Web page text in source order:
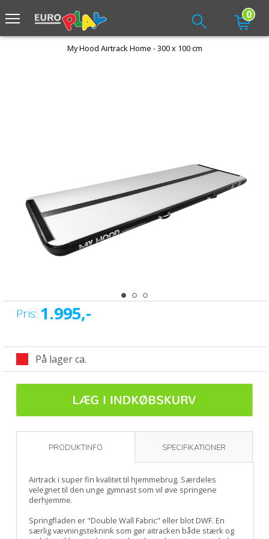
0
My Hood Airtrack Home - 300 x 100 cm
Pris: 1.995,-
På lager ca.
PRODUKTINFO SPECIFIKATIONER
Airtrack i super fin kvalitet til hjemmebrug. Særdeles
velegnet til den unge gymnast som vil øve springene
derhjemme.
Springfladen er "Double Wall Fabric" eller blot DWF. En
særlig vævningsteknink som gør aitracken både stærk og